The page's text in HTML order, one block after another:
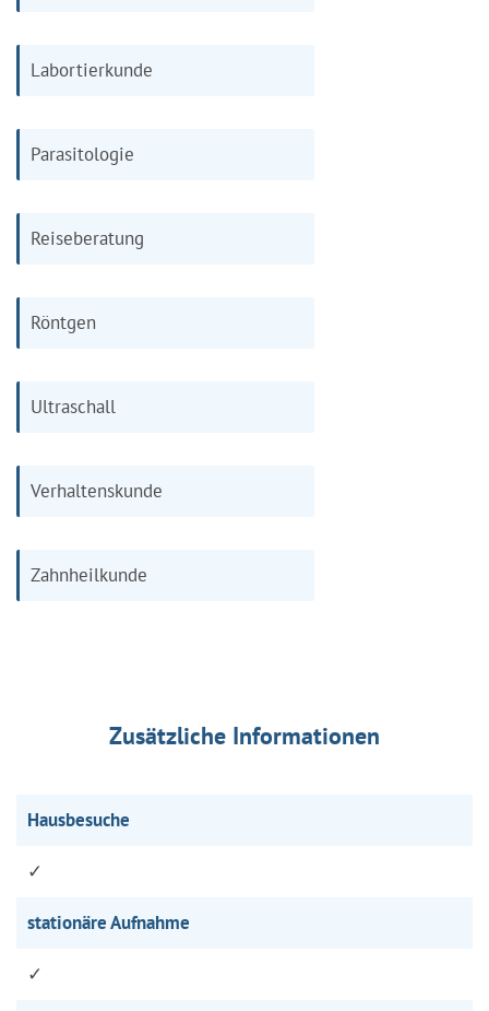
Labortierkunde
Parasitologie
Reiseberatung
Röntgen
Ultraschall
Verhaltenskunde
Zahnheilkunde
Zusätzliche Informationen
Hausbesuche
✓
stationäre Aufnahme
✓